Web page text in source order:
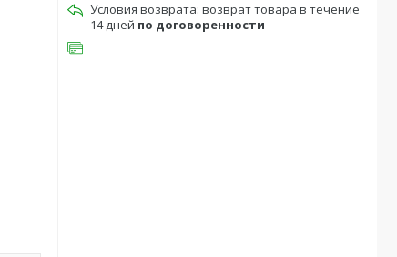
возврат товара в течение
14 дней по договоренности